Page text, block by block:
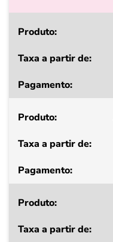
Produto
a
de
Pagamento